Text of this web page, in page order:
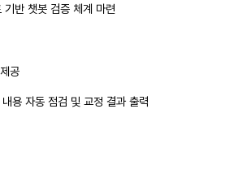
기반 챗봇 검증 체계 마련
공
용 자동 점검 및 교정 결과 출력